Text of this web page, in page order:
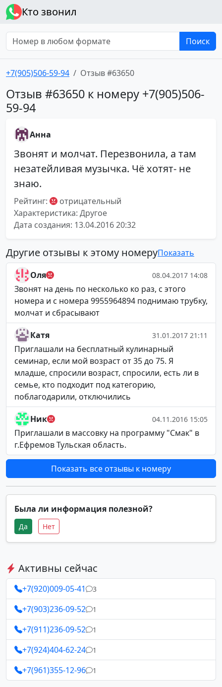
Кто звонил
Поиск
+7(905)506-59-94 Отзыв #63650
Отзыв #63650 к номеру +7(905)506-
59-94
Анна
Звонят и молчат. Перезвонила, а там
незатейливая музычка. Чё хотят- не
знаю.
Рейтинг:
отрицательный
Характеристика: Другое
Дата создания: 13.04.2016 20:32
Другие отзывы к этому номеруПоказать
Оля 08.04.2017 14:08
Звонят на день по несколько ко раз, с этого
номера и с номера 9955964894 поднимаю трубку,
молчат и сбрасывают
Катя 31.01.2017 21:11
Приглашали на бесплатный кулинарный
семинар, если мой возраст от 35 до 75. Я
младше, спросили возраст, спросили, есть ли в
семье, кто подходит под категорию,
поблагодарили, отключились
Ник 04.11.2016 15:05
Приглашали в массовку на программу "Смак" в
г.Ефремов Тульская область.
Показать все отзывы к номеру
Была ли информация полезной?
Да Нет
Активны сейчас
+7(920)009-05-41 3
+7(903)236-09-52 1
+7(911)236-09-52 1
+7(924)404-62-24 1
+7(961)355-12-96 1